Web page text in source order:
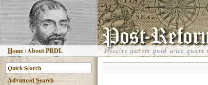
Home |About PRDL
AdvancedSearch